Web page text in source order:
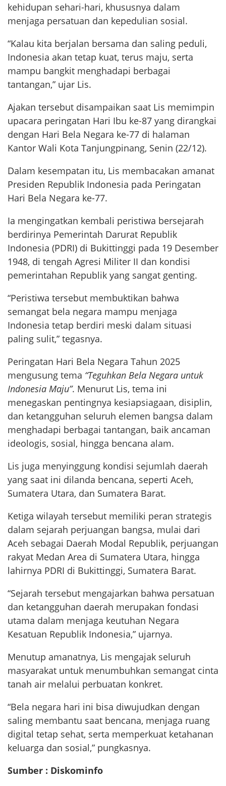
kehidupan sehari-hari, khususnya dalam
menjaga persatuan dan kepedulian sosial.
“Kalau kita berjalan bersama dan saling peduli,
Indonesia akan tetap kuat, terus maju, serta
mampu bangkit menghadapi berbagai
tantangan,” ujar Lis.
Ajakan tersebut disampaikan saat Lis memimpin
upacara peringatan Hari Ibu ke-87 yang dirangkai
dengan Hari Bela Negara ke-77 di halaman
Kantor Wali Kota Tanjungpinang, Senin (22/12).
Dalam kesempatan itu, Lis membacakan amanat
Presiden Republik Indonesia pada Peringatan
Hari Bela Negara ke-77.
Ia mengingatkan kembali peristiwa bersejarah
berdirinya Pemerintah Darurat Republik
Indonesia (PDRI) di Bukittinggi pada 19 Desember
1948, di tengah Agresi Militer II dan kondisi
pemerintahan Republik yang sangat genting.
“Peristiwa tersebut membuktikan bahwa
semangat bela negara mampu menjaga
Indonesia tetap berdiri meski dalam situasi
paling sulit,” tegasnya.
Peringatan Hari Bela Negara Tahun 2025
mengusung tema “Teguhkan Bela Negara untuk
Indonesia Maju”. Menurut Lis, tema ini
menegaskan pentingnya kesiapsiagaan, disiplin,
dan ketangguhan seluruh elemen bangsa dalam
menghadapi berbagai tantangan, baik ancaman
ideologis, sosial, hingga bencana alam.
Lis juga menyinggung kondisi sejumlah daerah
yang saat ini dilanda bencana, seperti Aceh,
Sumatera Utara, dan Sumatera Barat.
Ketiga wilayah tersebut memiliki peran strategis
dalam sejarah perjuangan bangsa, mulai dari
Aceh sebagai Daerah Modal Republik, perjuangan
rakyat Medan Area di Sumatera Utara, hingga
lahirnya PDRI di Bukittinggi, Sumatera Barat.
“Sejarah tersebut mengajarkan bahwa persatuan
dan ketangguhan daerah merupakan fondasi
utama dalam menjaga keutuhan Negara
Kesatuan Republik Indonesia,” ujarnya.
Menutup amanatnya, Lis mengajak seluruh
masyarakat untuk menumbuhkan semangat cinta
tanah air melalui perbuatan konkret.
“Bela negara hari ini bisa diwujudkan dengan
saling membantu saat bencana, menjaga ruang
digital tetap sehat, serta memperkuat ketahanan
keluarga dan sosial,” pungkasnya.
Sumber : Diskominfo